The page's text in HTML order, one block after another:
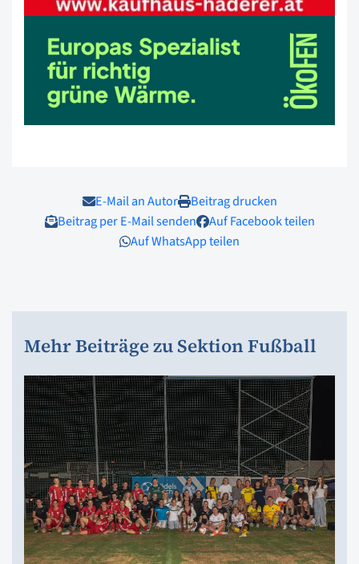
E-Mail an Autor
Beitrag drucken
Beitrag per E-Mail senden
Auf Facebook teilen
Auf WhatsApp teilen
Mehr Beiträge zu Sektion Fußball